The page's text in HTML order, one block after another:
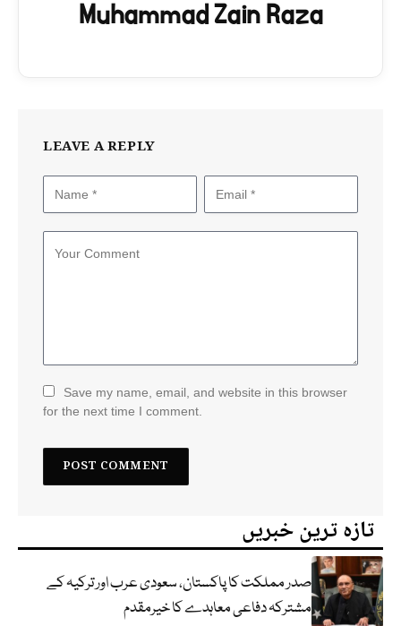
Muhammad Zain Raza
LEAVE A REPLY
Save my name, email, and website in this browser
for the next time I comment.
تازہ ترین خبریں
صدر مملکت کا پاکستان، سعودی عرب اور ترکیہ کے
مشترکہ دفاعی معاہدے کا خیرمقدم